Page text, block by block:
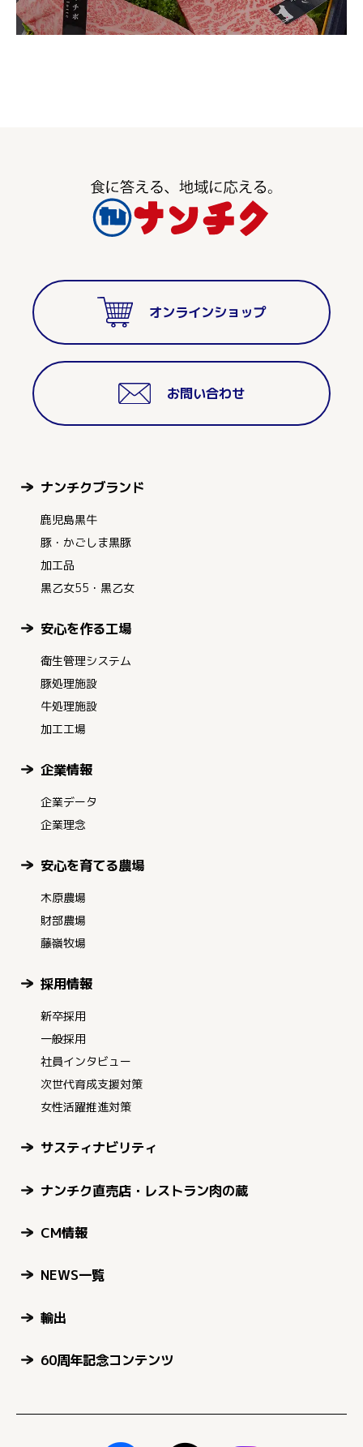
オンラインショップ
お問い合わせ
ナンチクブランド
鹿児島黒牛
豚・かごしま黒豚
加工品
黒乙女55・黒乙女
安心を作る工場
衛生管理システム
豚処理施設
牛処理施設
加工工場
企業情報
企業データ
企業理念
安心を育てる農場
木原農場
財部農場
藤嶺牧場
採用情報
新卒採用
一般採用
社員インタビュー
次世代育成支援対策
女性活躍推進対策
サスティナビリティ
ナンチク直売店・レストラン肉の蔵
CM情報
NEWS一覧
輸出
60周年記念コンテンツ